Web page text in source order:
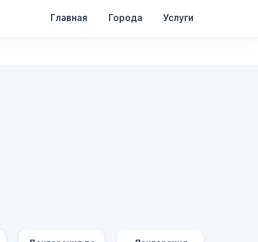
Главная Города Услуги